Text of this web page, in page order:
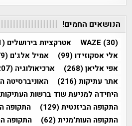
הנושאים החמים!
WAZE (30) אטרקציות בירושלים (111)
אלי אסקוזידו(99) אמיל אלג'ם (79)
אפי אליאן(268) ארכיאולוגיה (207)
אתר עתיקות(216) האוניברסיטה
היחידה למניעת שוד ברשות העתיקות
התקופה הביזנטית(129) התקופה
התקופה העות'מנית(62) התקופה